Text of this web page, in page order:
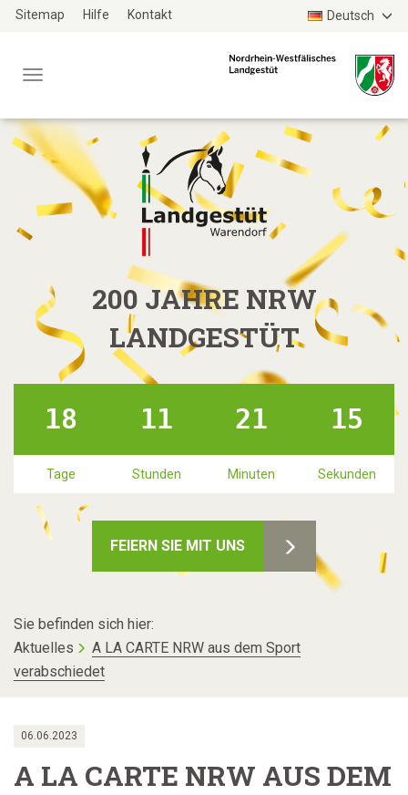
ZumSitemap Hilfe Kontakt Deutsch
Menü
WEBSITE
200 JAHRE NRW
LANDGESTÜT
18
Tage
11
Stunden
21
Minuten
15
Sekunden
FEIERN SIE MIT UNS
Sie befinden sich hier:
Aktuelles
A LA CARTE NRW aus dem Sport
verabschiedet
06.06.2023
A LA CARTE NRW AUS DEM